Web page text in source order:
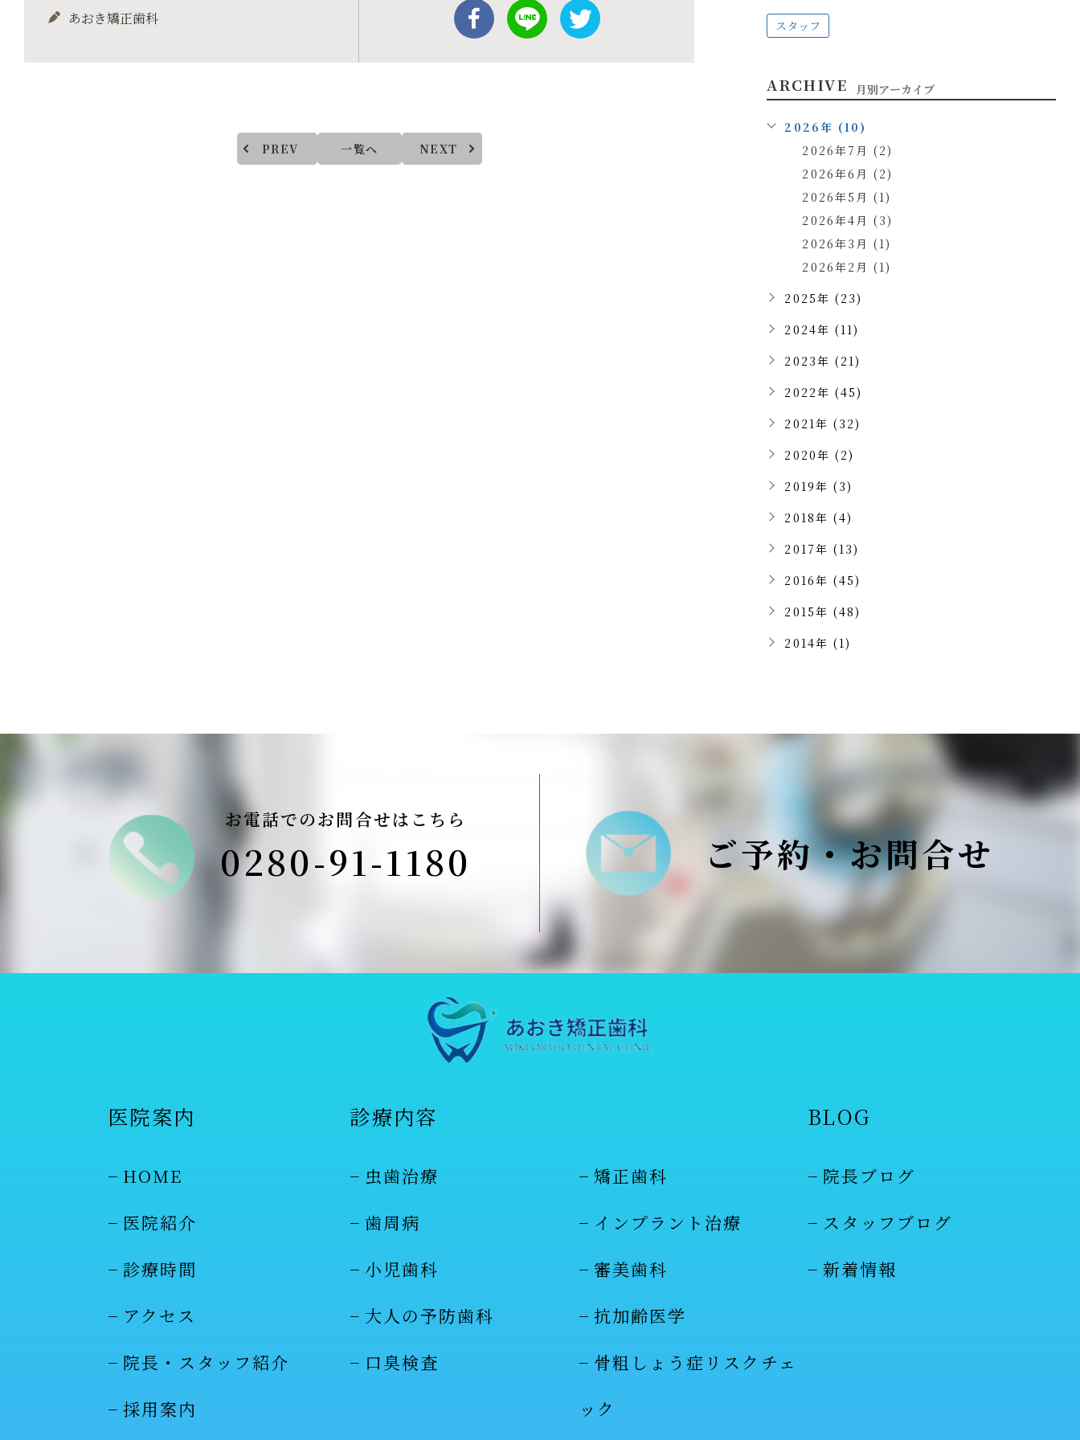
あおき矯正歯科
PREV 一覧へ NEXT
スタッフ
ARCHIVE 月別アーカイブ
2026年 (10)
2026年7月 (2)
2026年6月 (2)
2026年5月 (1)
2026年4月 (3)
2026年3月 (1)
2026年2月 (1)
2025年 (23)
2024年 (11)
2023年 (21)
2022年 (45)
2021年 (32)
2020年 (2)
2019年 (3)
2018年 (4)
2017年 (13)
2016年 (45)
2015年 (48)
2014年 (1)
お電話でのお問合せはこちら
0280-91-1180 ご予約・お問合せ
医院案内
HOME
医院紹介
診療時間
アクセス
院長・スタッフ紹介
採用案内
診療内容
虫歯治療
矯正歯科
歯周病
インプラント治療
小児歯科
審美歯科
大人の予防歯科
抗加齢医学
口臭検査
骨粗しょう症リスクチェ
ック
BLOG
院長ブログ
スタッフブログ
新着情報